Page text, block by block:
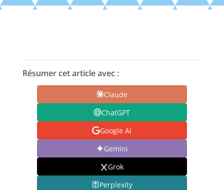
Résumer cet article avec :
Claude
ChatGPT
Google AI
Gemini
Grok
Perplexity